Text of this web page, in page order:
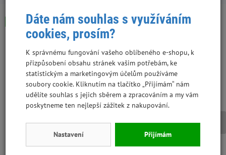
Limara seno mrkev 15 l / 500 g
9 ks
Skladem
Limara hobliny 60 l
Skladem
Dáte nám souhlas s využíváním
cookies, prosím?
K správnému fungování vašeho oblíbeného e-shopu, k
přizpůsobení obsahu stránek vašim potřebám, ke
statistickým a marketingovým účelům používáme
soubory cookie. Kliknutím na tlačítko „Přijímám“ nám
udělíte souhlas s jejich sběrem a zpracováním a my vám
poskytneme ten nejlepší zážitek z nakupování.
Nastavení Přijímám